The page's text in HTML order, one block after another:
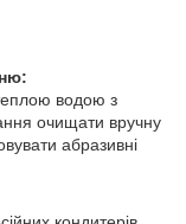
водою з
очищати вручну
абразивні